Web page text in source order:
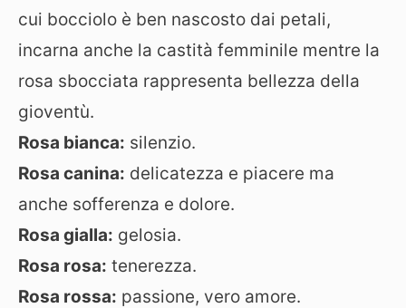
cui bocciolo è ben nascosto dai petali,
incarna anche la castità femminile mentre la
rosa sbocciata rappresenta bellezza della
gioventù.
Rosa bianca: silenzio.
Rosa canina: delicatezza e piacere ma
anche sofferenza e dolore.
Rosa gialla: gelosia.
Rosa rosa: tenerezza.
Rosa rossa: passione, vero amore.